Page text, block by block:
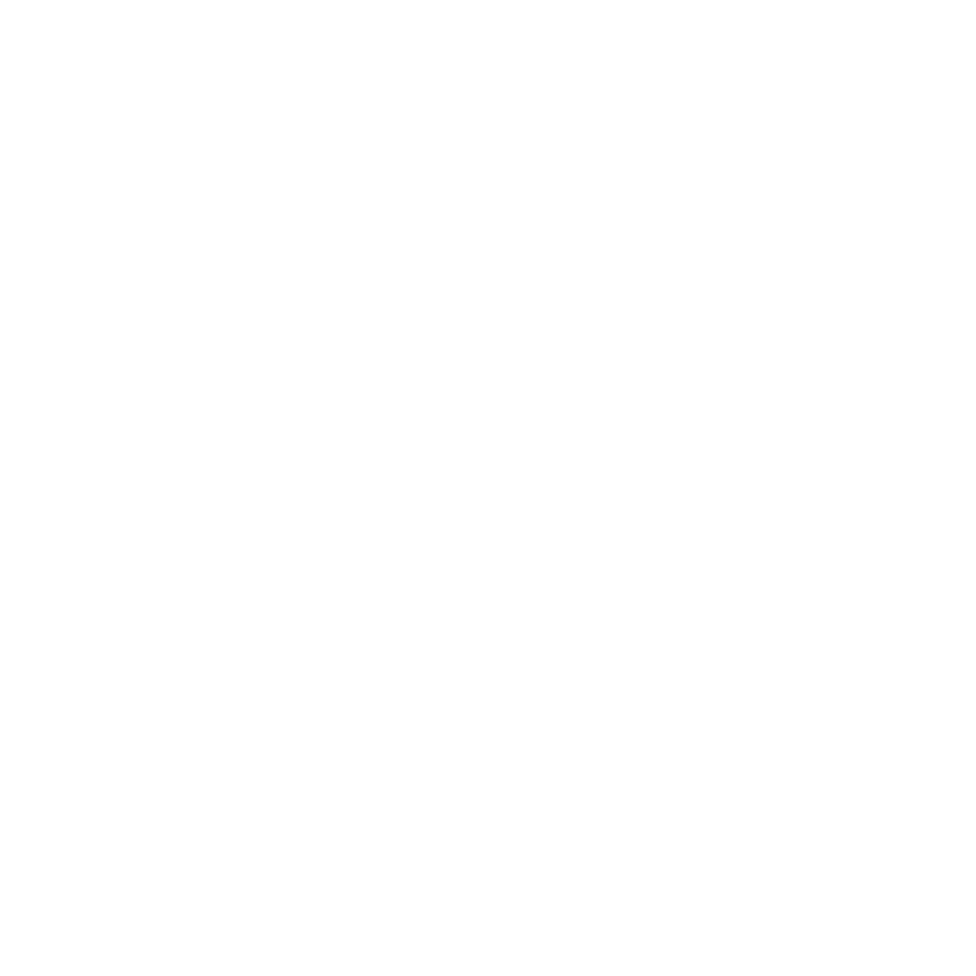
spoločenská miestnosť s TV/sat., reštaurácia, kaviareň, bary, nákupná pasáž s obchodíkmi a minimarketom, bankomat, kaderníctvo,
bazéne a terasa s lehátkami a slnečníkmi zdarma, osušky za poplatok a oproti kaucii.
veľkosť izby 18 m2.
aj dospelých.
nápoje, rozlievané víno a pivo) počas jedla zdarma
nápoje, rozlievané víno a pivo) počas jedla zdarma
výroby (09.00–24.00 hod.)
do mora lemovanej chránenou prírodnou rezerváciou jedinečných piesočných dún, lehátka a slnečníky za poplatok.
priestranný miniklub Pulpiland, detský bufet, detská postieľka zdarma (na vyžiadanie).
klientov. Bezbariérový pohyb v areáli hotela vrátane prístupu do bazéna (rampa).